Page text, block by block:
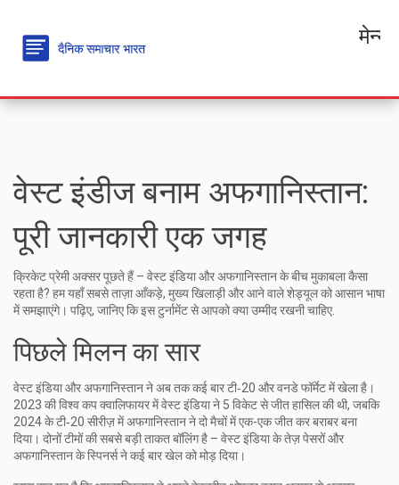
मेन्यू
वेस्ट इंडीज बनाम अफगानिस्तान:
पूरी जानकारी एक जगह
क्रिकेट प्रेमी अक्सर पूछते हैं – वेस्ट इंडिया और अफगानिस्तान के बीच मुकाबला कैसा
रहता है? हम यहाँ सबसे ताज़ा आँकड़े, मुख्य खिलाड़ी और आने वाले शेड्यूल को आसान भाषा
में समझाएंगे। पढ़िए, जानिए कि इस टुर्नामेंट से आपको क्या उम्मीद रखनी चाहिए.
पिछले मिलन का सार
वेस्ट इंडिया और अफगानिस्तान ने अब तक कई बार टी‑20 और वनडे फॉर्मेट में खेला है।
2023 की विश्व कप क्वालिफायर में वेस्ट इंडिया ने 5 विकेट से जीत हासिल की थी, जबकि
2024 के टी‑20 सीरीज़ में अफगानिस्तान ने दो मैचों में एक-एक जीत कर बराबर बना
दिया। दोनों टीमों की सबसे बड़ी ताकत बॉलिंग है – वेस्ट इंडिया के तेज़ पेसरों और
अफगानिस्तान के स्पिनर्स ने कई बार खेल को मोड़ दिया।